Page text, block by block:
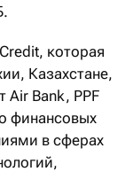
которая
Казахстане,
Air Bank, PPF
финансовых
в сферах